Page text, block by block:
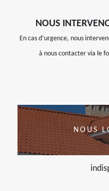
NOUS
En cas d’urgence, nous
à nous contacter via le
NOUS